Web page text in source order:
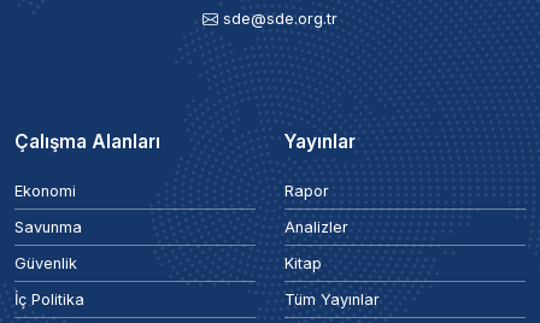
sde@sde.org.tr
Çalışma Alanları
Ekonomi
Savunma
Güvenlik
İç Politika
Yayınlar
Rapor
Analizler
Kitap
Tüm Yayınlar